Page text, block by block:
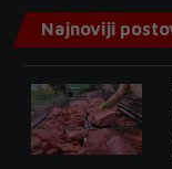
Najnoviji